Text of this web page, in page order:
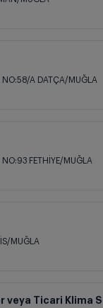
NO:58/A DATÇA/MUĞLA
NO:93 FETHİYE/MUĞLA
MUĞLA
veya Ticari Klima